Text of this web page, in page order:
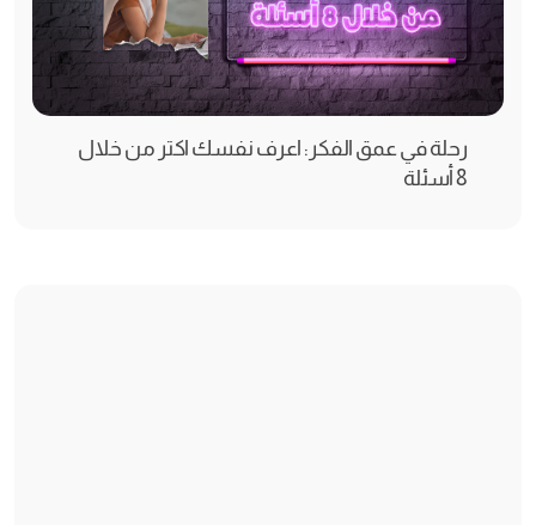
رحلة في عمق الفكر: اعرف نفسك اكتر من خلال
8 أسئلة